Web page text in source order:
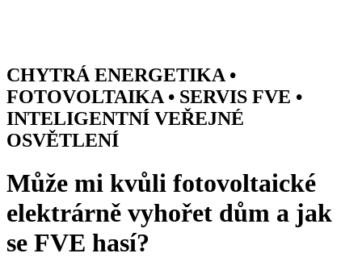
CHYTRÁ ENERGETIKA •
FOTOVOLTAIKA • SERVIS FVE •
INTELIGENTNÍ VEŘEJNÉ
OSVĚTLENÍ
Může mi kvůli fotovoltaické
elektrárně vyhořet dům a jak
se FVE hasí?